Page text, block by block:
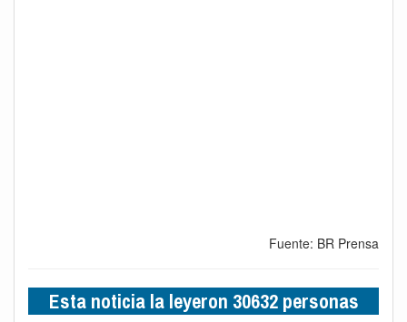
Fuente: BR Prensa
Esta noticia la leyeron 30632 personas